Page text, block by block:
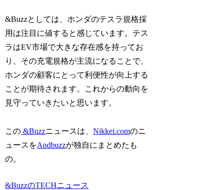
&Buzzとしては、ホンダのテスラ規格採
用は注目に値すると感じています。テス
ラはEV市場で大きな存在感を持ってお
り、その充電規格が主流になることで、
ホンダの顧客にとって利便性が向上する
ことが期待されます。これからの動向を
見守っていきたいと思います。
この &Buzzニュースは、Nikkei.comのニ
ュースをAndbuzzが独自にまとめたも
の。
&BuzzのTECHニュース